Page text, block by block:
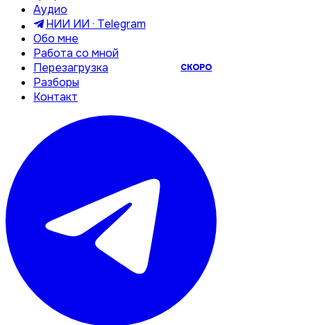
Аудио
НИИ ИИ · Telegram
Обо мне
Работа со мной
Перезагрузка
СКОРО
Разборы
Контакт